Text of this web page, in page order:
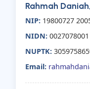
Rahmah
NIP: 19800727
NIDN: 0027078001
NUPTK:
Email: